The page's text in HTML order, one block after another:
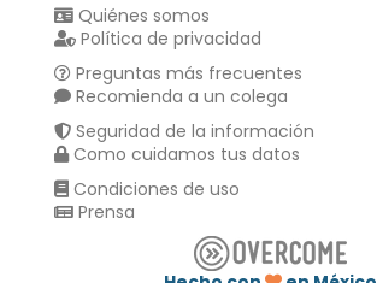
Quiénes somos
Política de privacidad
Preguntas más frecuentes
Recomienda a un colega
Seguridad de la información
Como cuidamos tus datos
Condiciones de uso
Prensa